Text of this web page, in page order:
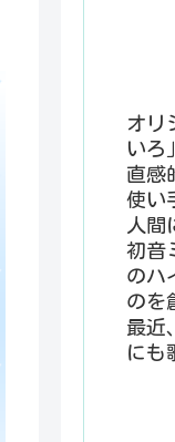
オリ
いろ
直感
使い
人間
初音
のハ
のを
最近
にも